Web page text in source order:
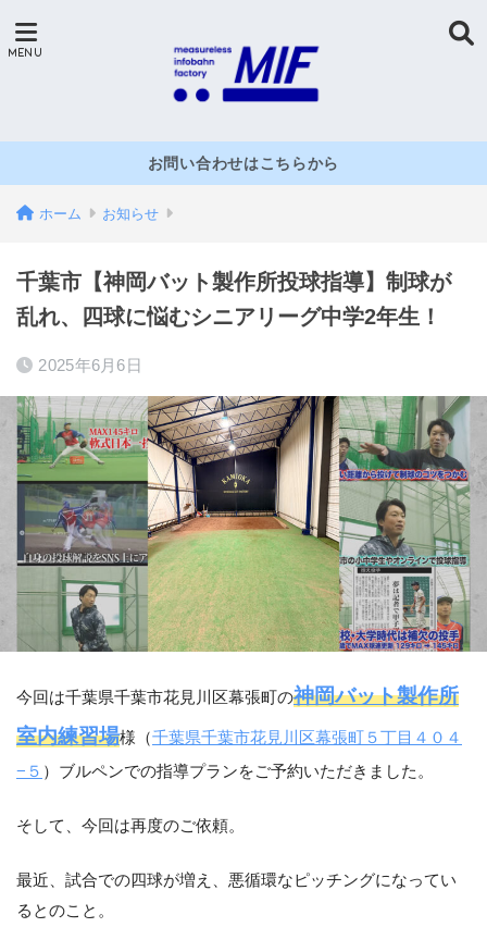
お問い合わせはこちらから
ホーム お知らせ
千葉市【神岡バット製作所投球指導】制球が
乱れ、四球に悩むシニアリーグ中学2年生！
2025年6月6日
今回は千葉県千葉市花見川区幕張町の神岡バット製作所
室内練習場様（千葉県千葉市花見川区幕張町５丁目４０４
−５ ）ブルペンでの指導プランをご予約いただきました。
そして、今回は再度のご依頼。
最近、試合での四球が増え、悪循環なピッチングになってい
るとのこと。